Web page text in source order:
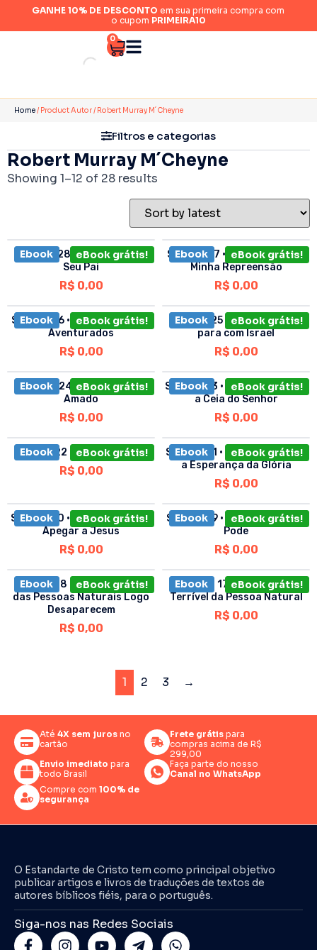
GANHE 10% DE DESCONTO em sua primeira compra com
o cupom PRIMEIRA10
0
Home/ Product Autor / Robert Murray M´Cheyne
Filtros e categorias
Robert Murray M´Cheyne
Showing 1–12 of 28 results
Ebook eBook grátis!
Sermão 28 • O Filho Honra
Seu Pai
R$ 0,00
Ebook eBook grátis!
Sermão 27 • Deem Ouvidos à
Minha Repreensão
R$ 0,00
Ebook eBook grátis!
Sermão 26 • Os Mortos Bem-
Aventurados
R$ 0,00
Ebook eBook grátis!
Sermão 25 • O Nosso Dever
para com Israel
R$ 0,00
Ebook eBook grátis!
Sermão 24 • A Voz do Meu
Amado
R$ 0,00
Ebook eBook grátis!
Sermão 23 • Um sermão para
a Ceia do Senhor
R$ 0,00
Ebook eBook grátis!
Sermão 22 • Um Reprovado
R$ 0,00
Ebook eBook grátis!
Sermão 21 • Cristo em Vocês,
a Esperança da Glória
R$ 0,00
Ebook eBook grátis!
Sermão 20 • Motivos para se
Apegar a Jesus
R$ 0,00
Ebook eBook grátis!
Sermão 19 • Faça o que Você
Pode
R$ 0,00
Ebook eBook grátis!
Sermão 18 • As Impressões
das Pessoas Naturais Logo
Desaparecem
R$ 0,00
Ebook eBook grátis!
Sermão 17 • A Confissão
Terrível da Pessoa Natural
R$ 0,00
1 2 3 →
Até 4X sem juros no
cartão
Frete grátispara
compras acima de R$
299,00
Envio imediato para
todo Brasil
Faça parte do nosso
Canal no WhatsApp
Compre com 100% de
segurança
O Estandarte de Cristo tem como principal objetivo
publicar artigos e livros de traduções de textos de
autores bíblicos fiéis, para o português.
Siga-nos nas Redes Sociais